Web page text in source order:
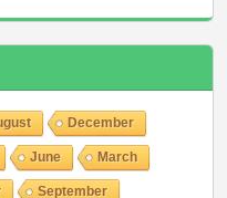
December
June March
September